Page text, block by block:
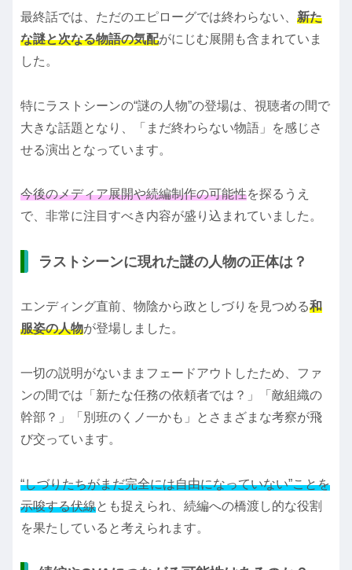
最終話では、ただのエピローグでは終わらない、 新た
な謎と次なる物語の気配がにじむ展開も含まれていま
した。
特にラストシーンの“謎の人物”の登場は、視聴者の間で
大きな話題となり、「まだ終わらない物語」を感じさ
せる演出となっています。
今後のメディア展開や続編制作の可能性を探るうえ
で、非常に注目すべき内容が盛り込まれていました。
ラストシーンに現れた謎の人物の正体は？
エンディング直前、物陰から政としづりを見つめる和
服姿の人物が登場しました。
一切の説明がないままフェードアウトしたため、ファ
ンの間では「新たな任務の依頼者では？」「敵組織の
幹部？」「別班のくノ一かも」とさまざまな考察が飛
び交っています。
“しづりたちがまだ完全には自由になっていない”ことを
示唆する伏線とも捉えられ、続編への橋渡し的な役割
を果たしていると考えられます。